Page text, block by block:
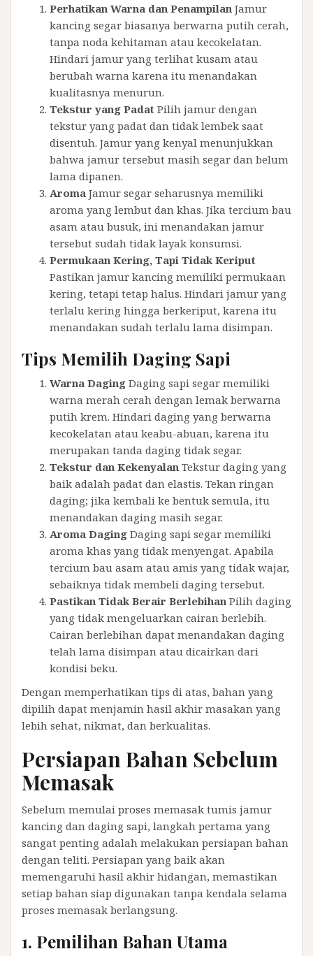
Perhatikan Warna dan Penampilan Jamur
kancing segar biasanya berwarna putih cerah,
tanpa noda kehitaman atau kecokelatan.
Hindari jamur yang terlihat kusam atau
berubah warna karena itu menandakan
kualitasnya menurun.
Tekstur yang Padat Pilih jamur dengan
tekstur yang padat dan tidak lembek saat
disentuh. Jamur yang kenyal menunjukkan
bahwa jamur tersebut masih segar dan belum
lama dipanen.
Aroma Jamur segar seharusnya memiliki
aroma yang lembut dan khas. Jika tercium bau
asam atau busuk, ini menandakan jamur
tersebut sudah tidak layak konsumsi.
Permukaan Kering, Tapi Tidak Keriput
Pastikan jamur kancing memiliki permukaan
kering, tetapi tetap halus. Hindari jamur yang
terlalu kering hingga berkeriput, karena itu
menandakan sudah terlalu lama disimpan.
Tips Memilih Daging Sapi
Warna Daging Daging sapi segar memiliki
warna merah cerah dengan lemak berwarna
putih krem. Hindari daging yang berwarna
kecokelatan atau keabu-abuan, karena itu
merupakan tanda daging tidak segar.
Tekstur dan Kekenyalan Tekstur daging yang
baik adalah padat dan elastis. Tekan ringan
daging; jika kembali ke bentuk semula, itu
menandakan daging masih segar.
Aroma Daging Daging sapi segar memiliki
aroma khas yang tidak menyengat. Apabila
tercium bau asam atau amis yang tidak wajar,
sebaiknya tidak membeli daging tersebut.
Pastikan Tidak Berair Berlebihan Pilih daging
yang tidak mengeluarkan cairan berlebih.
Cairan berlebihan dapat menandakan daging
telah lama disimpan atau dicairkan dari
kondisi beku.
Dengan memperhatikan tips di atas, bahan yang
dipilih dapat menjamin hasil akhir masakan yang
lebih sehat, nikmat, dan berkualitas.
Persiapan Bahan Sebelum
Memasak
Sebelum memulai proses memasak tumis jamur
kancing dan daging sapi, langkah pertama yang
sangat penting adalah melakukan persiapan bahan
dengan teliti. Persiapan yang baik akan
memengaruhi hasil akhir hidangan, memastikan
setiap bahan siap digunakan tanpa kendala selama
proses memasak berlangsung.
1. Pemilihan Bahan Utama